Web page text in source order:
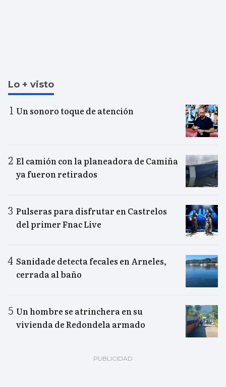
Lo + visto
Un sonoro toque de atención
El camión con la planeadora de Camiña
ya fueron retirados
Pulseras para disfrutar en Castrelos
del primer Fnac Live
Sanidade detecta fecales en Arneles,
cerrada al baño
Un hombre se atrinchera en su
vivienda de Redondela armado